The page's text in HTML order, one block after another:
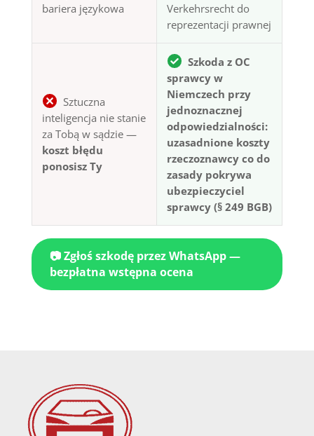
bariera językowa
Verkehrsrecht do
reprezentacji prawnej
Sztuczna
inteligencja nie stanie
za Tobą w sądzie —
koszt błędu
ponosisz Ty
Szkoda z OC
sprawcy w
Niemczech przy
jednoznacznej
odpowiedzialności:
uzasadnione koszty
rzeczoznawcy co do
zasady pokrywa
ubezpieczyciel
sprawcy (§ 249 BGB)
📷 Zgłoś szkodę przez WhatsApp —
bezpłatna wstępna ocena